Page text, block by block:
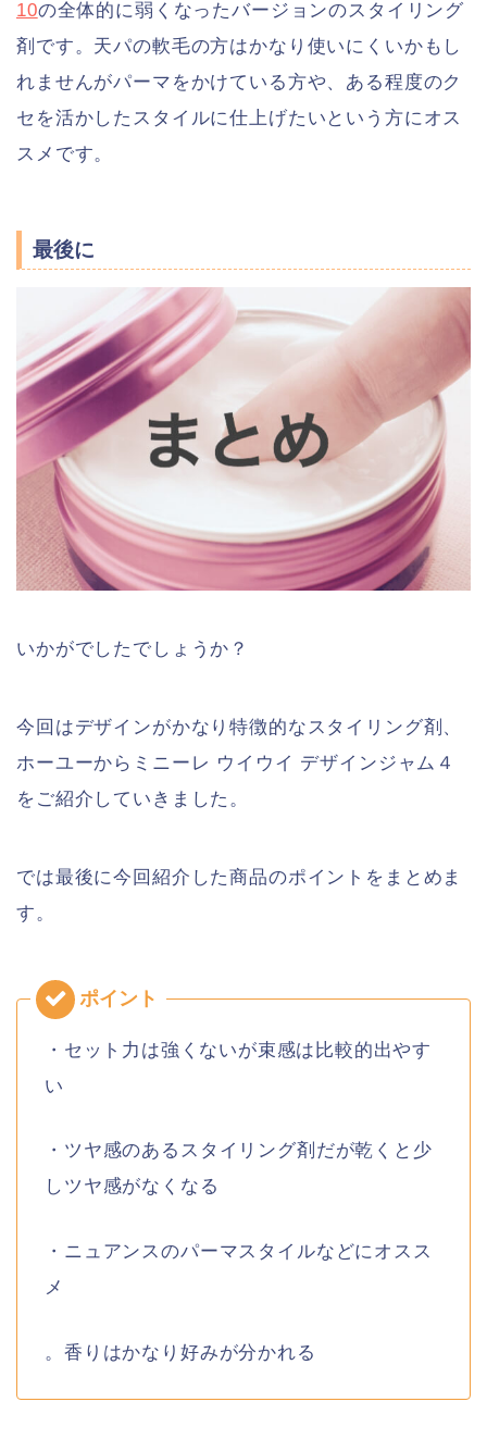
10の全体的に弱くなったバージョンのスタイリング
剤です。天パの軟毛の方はかなり使いにくいかもし
れませんがパーマをかけている方や、ある程度のク
セを活かしたスタイルに仕上げたいという方にオス
スメです。
最後に
いかがでしたでしょうか？
今回はデザインがかなり特徴的なスタイリング剤、
ホーユーからミニーレ ウイウイ デザインジャム４
をご紹介していきました。
では最後に今回紹介した商品のポイントをまとめま
す。
・セット力は強くないが束感は比較的出やす
い
・ツヤ感のあるスタイリング剤だが乾くと少
しツヤ感がなくなる
・ニュアンスのパーマスタイルなどにオスス
メ
。香りはかなり好みが分かれる